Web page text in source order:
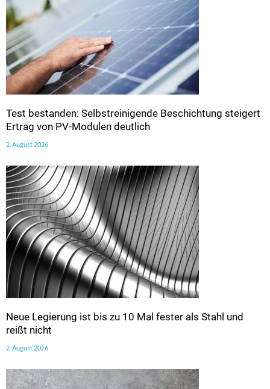
Test bestanden: Selbstreinigende Beschichtung steigert
Ertrag von PV-Modulen deutlich
2. August 2026
Neue Legierung ist bis zu 10 Mal fester als Stahl und
reißt nicht
2. August 2026